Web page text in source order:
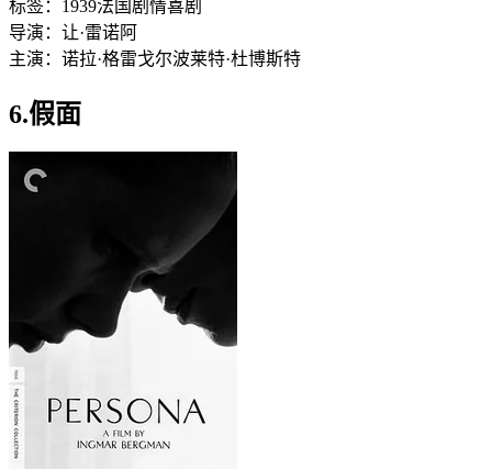
标签： 1939法国 剧情喜剧
导演： 让·雷诺阿
主演： 诺拉·格雷戈尔波莱特·杜博斯特
6.假面